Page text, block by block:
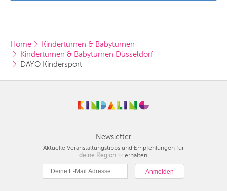
Home
Kinderturnen & Babyturnen
Kinderturnen & Babyturnen Düsseldorf
DAYO Kindersport
Newsletter
Aktuelle Veranstaltungstipps und Empfehlungen für
deine Region
Berlin
München
Hamburg
erhalten.